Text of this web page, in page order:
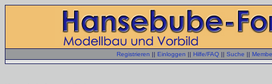
Registrieren || Einloggen || Hilfe/FAQ || Suche ||